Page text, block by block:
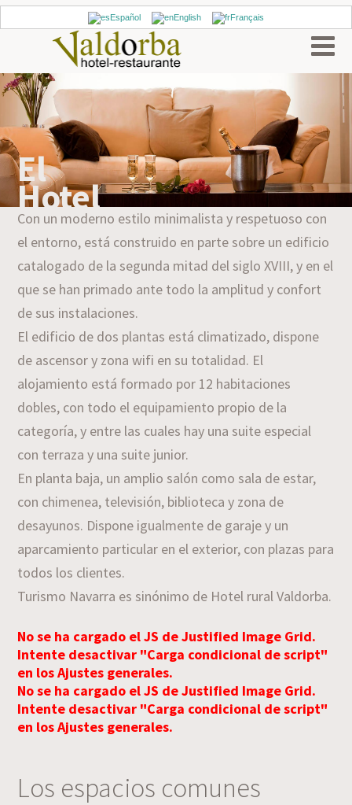
Español English Français
El
Hotel
Con un moderno estilo minimalista y respetuoso con
el entorno, está construido en parte sobre un edificio
catalogado de la segunda mitad del siglo XVIII, y en el
que se han primado ante todo la amplitud y confort
de sus instalaciones.
El edificio de dos plantas está climatizado, dispone
de ascensor y zona wifi en su totalidad. El
alojamiento está formado por 12 habitaciones
dobles, con todo el equipamiento propio de la
categoría, y entre las cuales hay una suite especial
con terraza y una suite junior.
En planta baja, un amplio salón como sala de estar,
con chimenea, televisión, biblioteca y zona de
desayunos. Dispone igualmente de garaje y un
aparcamiento particular en el exterior, con plazas para
todos los clientes.
Turismo Navarra es sinónimo de Hotel rural Valdorba.
No se ha cargado el JS de Justified Image Grid.
Intente desactivar "Carga condicional de script"
en los Ajustes generales.
No se ha cargado el JS de Justified Image Grid.
Intente desactivar "Carga condicional de script"
en los Ajustes generales.
Los espacios comunes